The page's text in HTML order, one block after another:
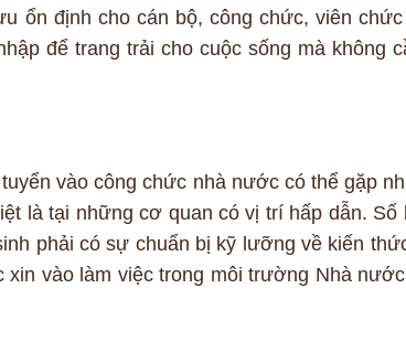
ổn định cho cán bộ, công chức, viên
để trang trải cho cuộc sống mà không
vào công chức nhà nước có thể gặp
là tại những cơ quan có vị trí hấp dẫn.
phải có sự chuẩn bị kỹ lưỡng về kiến
xin vào làm việc trong môi trường Nhà